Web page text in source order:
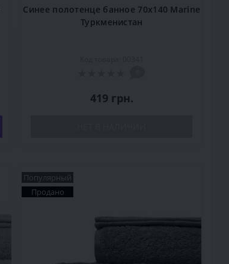
Синее полотенце банное 70x140 Marine
Туркменистан
419 грн.
Популярный
Продано